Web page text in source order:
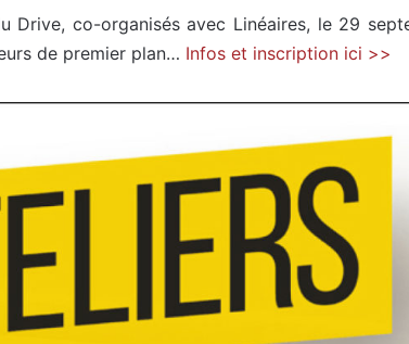
co-organisés avec Linéaires, le 29
de premier plan… Infos et inscription ici >>